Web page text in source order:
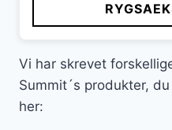
Vi har skrevet
Summit´s produkter,
her: